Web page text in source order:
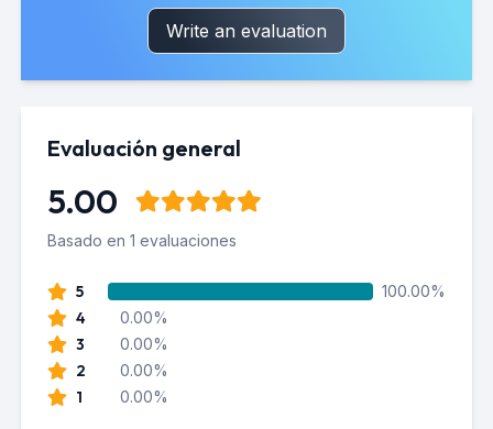
Write an evaluation
Evaluación general
5.00
Basado en 1 evaluaciones
5 100.00%
4 0.00%
3 0.00%
2 0.00%
1 0.00%